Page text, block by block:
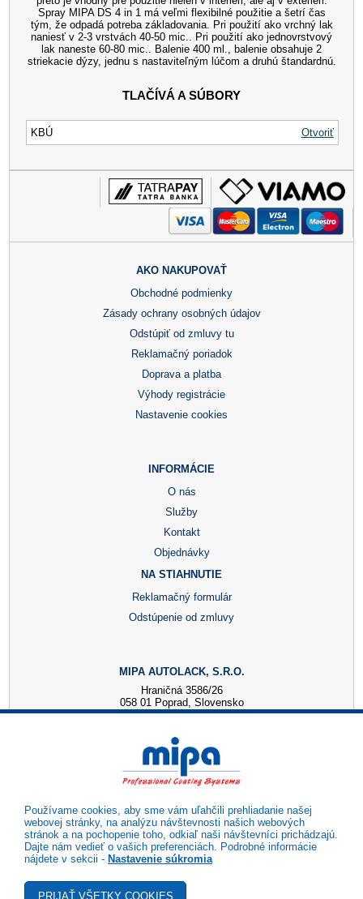
Spray MIPA DS 4 in 1 má veľmi flexibilné použitie a šetrí čas
tým, že odpadá potreba základovania. Pri použití ako vrchný lak
naniesť v 2-3 vrstvách 40-50 mic.. Pri použití ako jednovrstvový
lak naneste 60-80 mic.. Balenie 400 ml., balenie obsahuje 2
striekacie dýzy, jednu s nastaviteľným lúčom a druhú štandardnú.
TLAČÍVÁ A SÚBORY
KBÚ Otvoriť
AKO NAKUPOVAŤ
Obchodné podmienky
Zásady ochrany osobných údajov
Odstúpiť od zmluvy tu
Reklamačný poriadok
Doprava a platba
Výhody registrácie
Nastavenie cookies
INFORMÁCIE
O nás
Služby
Kontakt
Objednávky
NA STIAHNUTIE
Reklamačný formulár
Odstúpenie od zmluvy
MIPA AUTOLACK, S.R.O.
Hraničná 3586/26
058 01 Poprad, Slovensko
mipa@autolack.sk
OTVÁRACIE HODINY
Pondelok - Piatok: 8:00 - 16:00 hod.
Používame cookies, aby sme vám uľahčili prehliadanie našej
webovej stránky, na analýzu návštevnosti našich webových
stránok a na pochopenie toho, odkiaľ naši návštevníci prichádzajú.
Dajte nám vedieť o vašich preferenciách. Podrobné informácie
nájdete v sekcii - Nastavenie súkromia